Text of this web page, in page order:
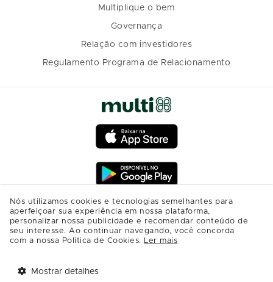
Multiplique o bem
Governança
Relação com investidores
Regulamento Programa de Relacionamento
Nós utilizamos cookies e tecnologias semelhantes para
aperfeiçoar sua experiência em nossa plataforma,
personalizar nossa publicidade e recomendar conteúdo de
seu interesse. Ao continuar navegando, você concorda
com a nossa Política de Cookies. Ler mais
Mostrar detalhes